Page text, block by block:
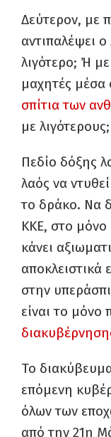
Δεύτερον, με
αντιπαλέψει
λιγότερο; Ή
μαχητές μέσα
σπίτια των
με λιγότερους;
Πεδίο δόξης
λαός να
το δράκο. Να
ΚΚΕ, στο
κάνει
αποκλειστικά
στην
είναι το μόνο
Το
επόμενη
όλων των
από την 21η